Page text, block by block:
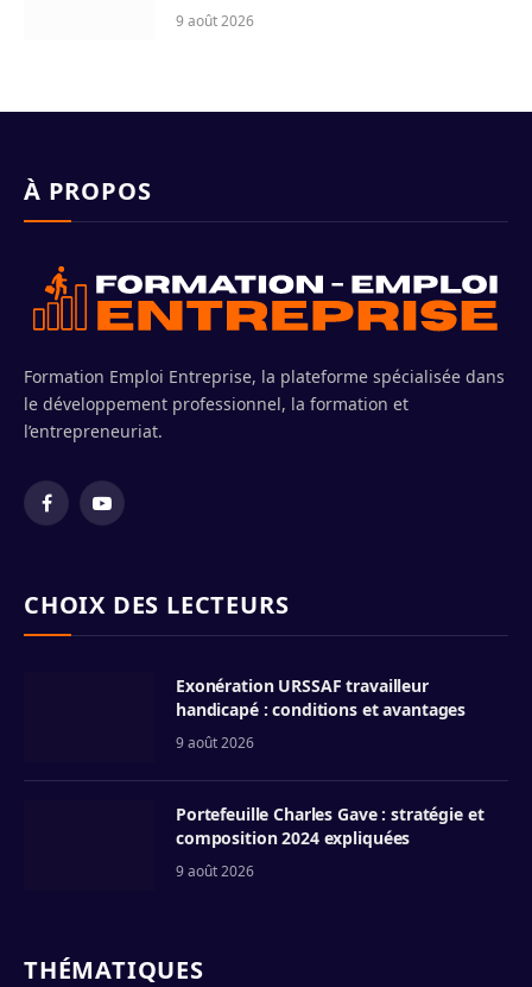
9 août 2026
À PROPOS
Formation Emploi Entreprise, la plateforme spécialisée dans
le développement professionnel, la formation et
l’entrepreneuriat.
FacebookYouTube
CHOIX DES LECTEURS
Exonération URSSAF travailleur
handicapé : conditions et avantages
9 août 2026
Portefeuille Charles Gave : stratégie et
composition 2024 expliquées
9 août 2026
THÉMATIQUES